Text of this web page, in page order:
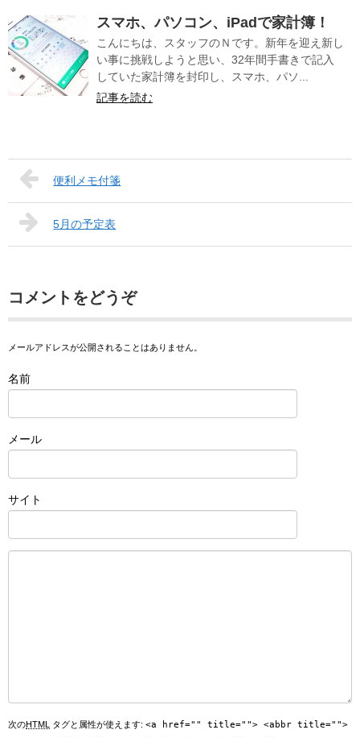
スマホ、パソコン、iPadで家計簿！
こんにちは、スタッフのＮです。新年を迎え新し
い事に挑戦しようと思い、32年間手書きで記入
していた家計簿を封印し、スマホ、パソ...
記事を読む
便利メモ付箋
5月の予定表
コメントをどうぞ
メールアドレスが公開されることはありません。
名前
メール
サイト
次のHTML タグと属性が使えます: <a href="" title=""> <abbr title="">